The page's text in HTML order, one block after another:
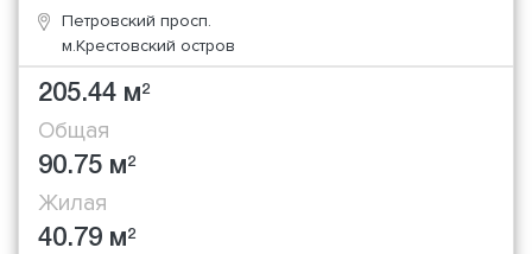
Петровский просп.
м.Крестовский остров
205.44 м2
Общая
90.75 м2
Жилая
40.79 м2